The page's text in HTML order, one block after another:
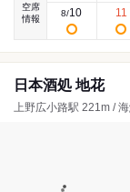
空席
情報
8/10 11
日本酒処 地花
上野広小路駅 221m /